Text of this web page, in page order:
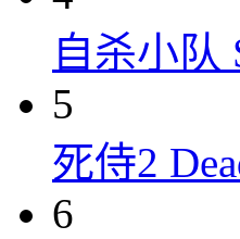
自杀小队
5
死侍2
6